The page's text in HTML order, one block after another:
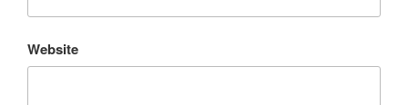
Website